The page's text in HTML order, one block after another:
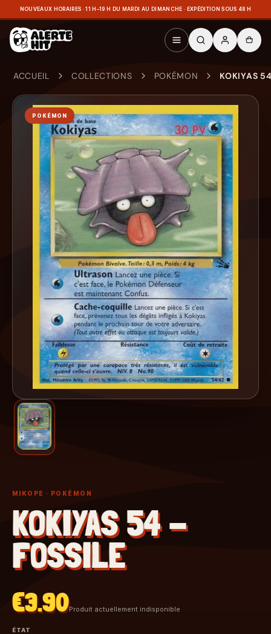
NOUVEAUX HORAIRES · 11 H–19 H DU MARDI AU DIMANCHE · EXPÉDITION SOUS 48 H
ACCUEIL COLLECTIONS POKÉMON KOKIYAS
POKÉMON
MIKOPE · POKÉMON
KOKIYAS 54 -
FOSSILE
€3.90Produit actuellement indisponible
ÉTAT